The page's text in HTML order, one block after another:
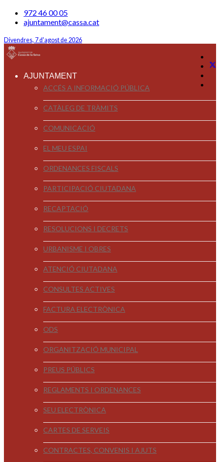
972 46 00 05
ajuntament@cassa.cat
Divendres, 7 d'agost de 2026
AJUNTAMENT
ACCÉS A INFORMACIÓ PÚBLICA
CATÀLEG DE TRÀMITS
COMUNICACIÓ
EL MEU ESPAI
ORDENANCES FISCALS
PARTICIPACIÓ CIUTADANA
RECAPTACIÓ
RESOLUCIONS I DECRETS
URBANISME I OBRES
ATENCIÓ CIUTADANA
CONSULTES ACTIVES
FACTURA ELECTRÒNICA
ODS
ORGANITZACIÓ MUNICIPAL
PREUS PÚBLICS
REGLAMENTS I ORDENANCES
SEU ELECTRÒNICA
CARTES DE SERVEIS
CONTRACTES, CONVENIS I AJUTS